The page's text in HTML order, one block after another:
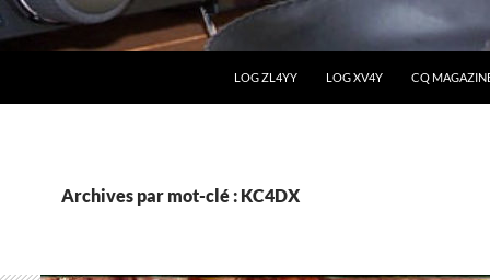
LOG ZL4YY LOG XV4Y CQ
Archives par mot-clé : KC4DX